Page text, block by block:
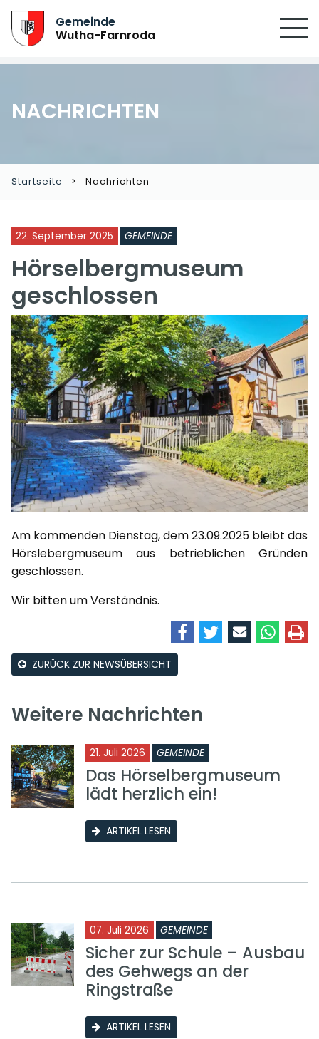
Gemeinde
Wutha-Farnroda
NACHRICHTEN
Startseite Nachrichten
22. September 2025 GEMEINDE
Hörselbergmuseum
geschlossen
Am kommenden Dienstag, dem 23.09.2025 bleibt das
Hörslebergmuseum aus betrieblichen Gründen
geschlossen.
Wir bitten um Verständnis.
ZURÜCK ZUR NEWSÜBERSICHT
Weitere Nachrichten
21. Juli 2026 GEMEINDE
Das Hörselbergmuseum
lädt herzlich ein!
ARTIKEL LESEN
07. Juli 2026 GEMEINDE
Sicher zur Schule – Ausbau
des Gehwegs an der
Ringstraße
ARTIKEL LESEN